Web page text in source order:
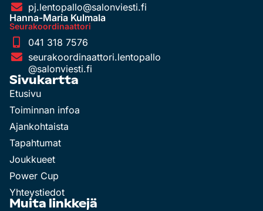
pj.lentopallo@salonviesti.fi
Hanna-Maria Kulmala
Seurakoordinaattori
041 318 7576
seurakoordinaattori.lentopallo
@salonviesti.fi
Sivukartta
Etusivu
Toiminnan infoa
Ajankohtaista
Tapahtumat
Joukkueet
Power Cup
Yhteystiedot
Muita linkkejä